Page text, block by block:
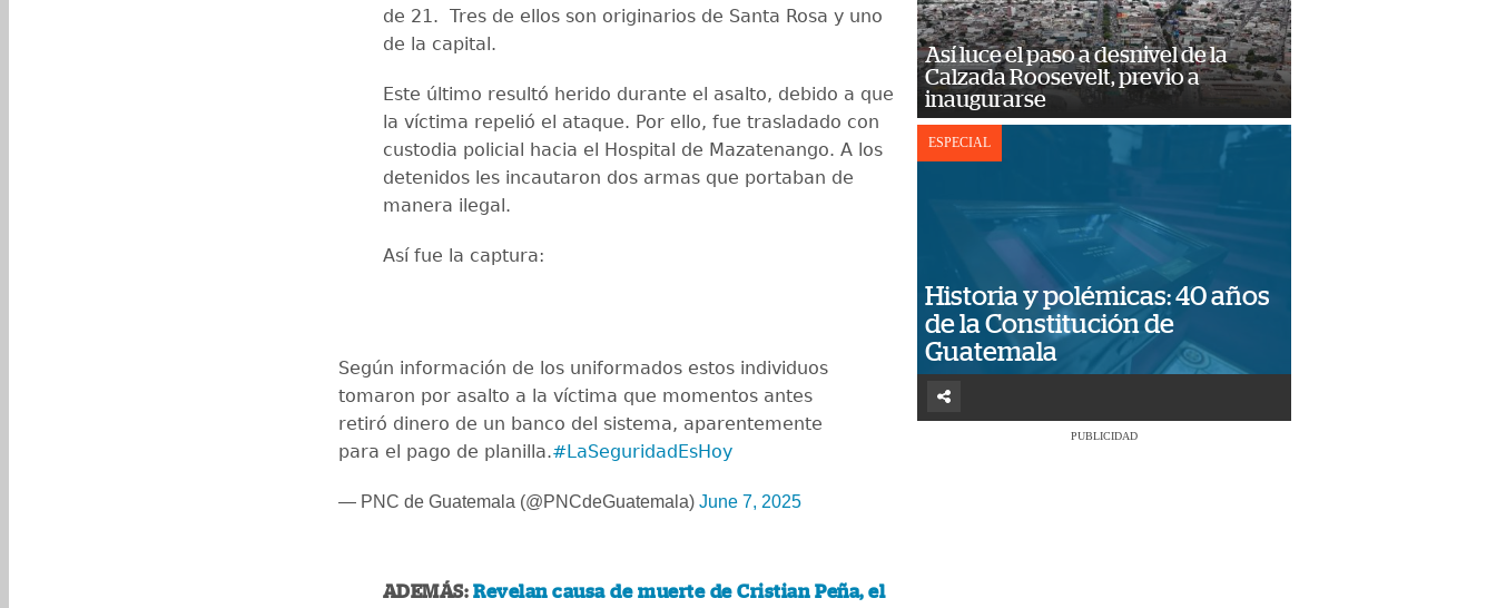
de 21. Tres de ellos son originarios de Santa Rosa y uno
de la capital.
Este último resultó herido durante el asalto, debido a que
la víctima repelió el ataque. Por ello, fue trasladado con
custodia policial hacia el Hospital de Mazatenango. A los
detenidos les incautaron dos armas que portaban de
manera ilegal.
Así fue la captura:
Según información de los uniformados estos individuos
tomaron por asalto a la víctima que momentos antes
retiró dinero de un banco del sistema, aparentemente
para el pago de planilla.#LaSeguridadEsHoy
— PNC de Guatemala (@PNCdeGuatemala) June 7, 2025
ADEMÁS:Revelan causa de muerte de Cristian Peña, el
Así luce el paso a desnivel de la
Calzada Roosevelt, previo a
inaugurarse
ESPECIAL
Historia y polémicas: 40 años
de la Constitución de
Guatemala
PUBLICIDAD